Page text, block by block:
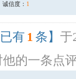
诚信度： 1
已有 1 条】 于
他的一条点